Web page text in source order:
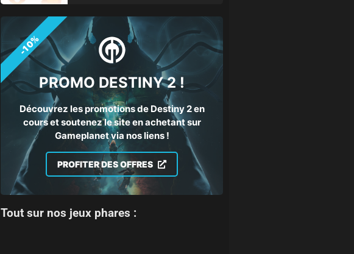
PROMO DESTINY 2 !
Découvrez les promotions de Destiny 2 en
cours et soutenez le site en achetant sur
Gameplanet via nos liens !
PROFITER DES OFFRES
-10%
Tout sur nos jeux phares :